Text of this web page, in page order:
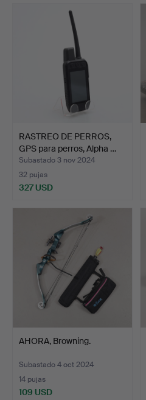
RASTREO DE PERROS,
GPS para perros, Alpha …
Subastado 3 nov 2024
32 pujas
327 USD
AHORA, Browning.
Subastado 4 oct 2024
14 pujas
109 USD